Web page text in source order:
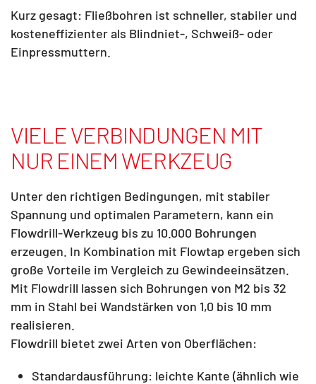
Kurz gesagt: Fließbohren ist schneller, stabiler und
kosteneffizienter als Blindniet-, Schweiß- oder
Einpressmuttern.
VIELE VERBINDUNGEN MIT
NUR EINEM WERKZEUG
Unter den richtigen Bedingungen, mit stabiler
Spannung und optimalen Parametern, kann ein
Flowdrill-Werkzeug bis zu 10.000 Bohrungen
erzeugen. In Kombination mit Flowtap ergeben sich
große Vorteile im Vergleich zu Gewindeeinsätzen.
Mit Flowdrill lassen sich Bohrungen von M2 bis 32
mm in Stahl bei Wandstärken von 1,0 bis 10 mm
realisieren.
Flowdrill bietet zwei Arten von Oberflächen:
Standardausführung: leichte Kante (ähnlich wie